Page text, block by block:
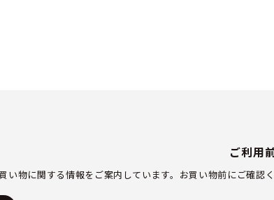
ご利用
い物に関する情報をご案内しています。お買い物前にご確認く